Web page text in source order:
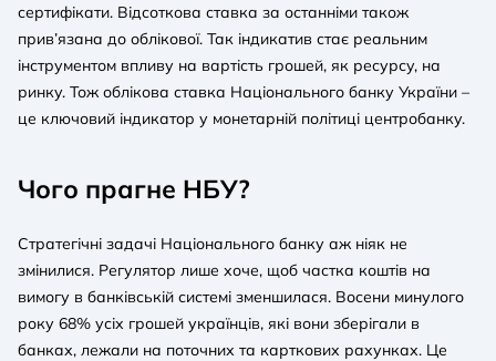
сертифікати. Відсоткова ставка за останніми також
прив’язана до облікової. Так індикатив стає реальним
інструментом впливу на вартість грошей, як ресурсу, на
ринку. Тож облікова ставка Національного банку України –
це ключовий індикатор у монетарній політиці центробанку.
Чого прагне НБУ?
Стратегічні задачі Національного банку аж ніяк не
змінилися. Регулятор лише хоче, щоб частка коштів на
вимогу в банківській системі зменшилася. Восени минулого
року 68% усіх грошей українців, які вони зберігали в
банках, лежали на поточних та карткових рахунках. Це